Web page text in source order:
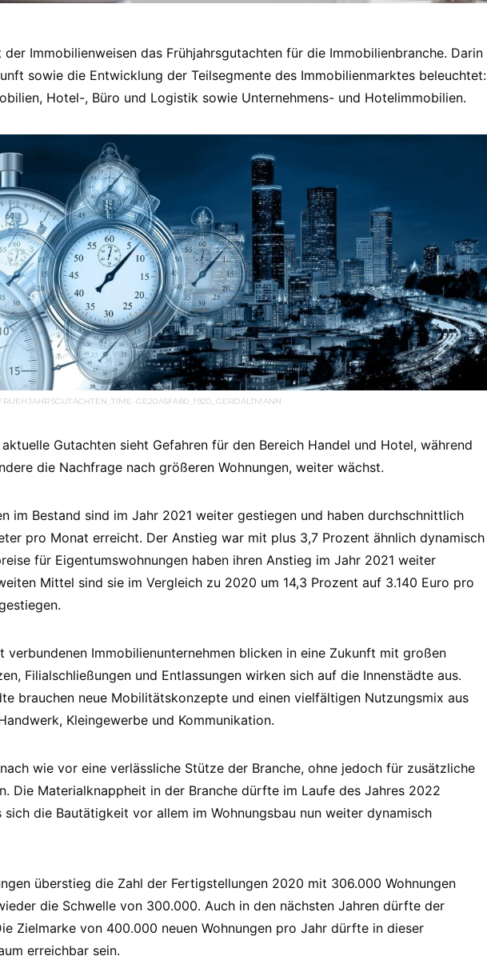
Immobilienweisen das Frühjahrsgutachten für die Immobilienbranche. Darin
sowie die Entwicklung der Teilsegmente des Immobilienmarktes beleuchtet:
Hotel-, Büro und Logistik sowie Unternehmens- und Hotelimmobilien.
GE20A5FA80_1920_GERDALTMANN
Gutachten sieht Gefahren für den Bereich Handel und Hotel, während
die Nachfrage nach größeren Wohnungen, weiter wächst.
im Bestand sind im Jahr 2021 weiter gestiegen und haben durchschnittlich
pro Monat erreicht. Der Anstieg war mit plus 3,7 Prozent ähnlich dynamisch
für Eigentumswohnungen haben ihren Anstieg im Jahr 2021 weiter
Mittel sind sie im Vergleich zu 2020 um 14,3 Prozent auf 3.140 Euro pro
verbundenen Immobilienunternehmen blicken in eine Zukunft mit großen
Filialschließungen und Entlassungen wirken sich auf die Innenstädte aus.
brauchen neue Mobilitätskonzepte und einen vielfältigen Nutzungsmix aus
Kleingewerbe und Kommunikation.
wie vor eine verlässliche Stütze der Branche, ohne jedoch für zusätzliche
Die Materialknappheit in der Branche dürfte im Laufe des Jahres 2022
sich die Bautätigkeit vor allem im Wohnungsbau nun weiter dynamisch
überstieg die Zahl der Fertigstellungen 2020 mit 306.000 Wohnungen
die Schwelle von 300.000. Auch in den nächsten Jahren dürfte der
Zielmarke von 400.000 neuen Wohnungen pro Jahr dürfte in dieser
erreichbar sein.